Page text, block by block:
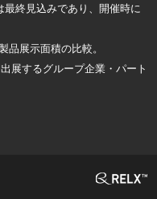
終見込みであり、開催時に
展示面積の比較。
展するグループ企業・パート